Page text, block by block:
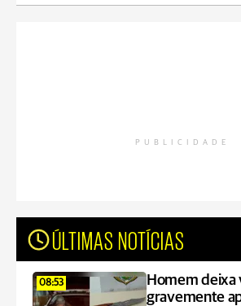
PUBLICIDADE
ÚLTIMAS NOTÍCIAS
08:53
Homem
gravemente